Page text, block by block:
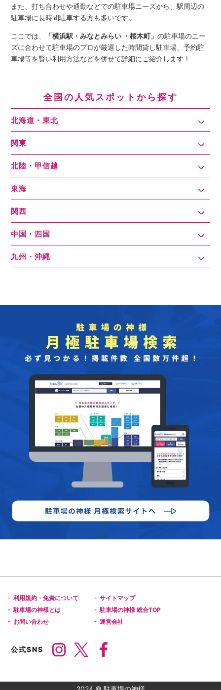
また、打ち合わせや通勤などでの駐車場ニーズから、駅周辺の
駐車場に長時間駐車する方も多いです。
ここでは、 「横浜駅・みなとみらい ・桜木町」の駐車場のニー
ズに合わせて駐車場のプロが厳選した時間貸し駐車場、予約駐
車場等を賢い利用方法などを併せて詳細にご紹介します！
全国の人気スポットから探す
北海道・東北
関東
北陸・甲信越
東海
関西
中国・四国
九州・沖縄
- 利用規約・免責について - サイトマップ
- 駐車場の神様とは - 駐車場の神様 総合TOP
- お問い合わせ - 運営会社
公式SNS